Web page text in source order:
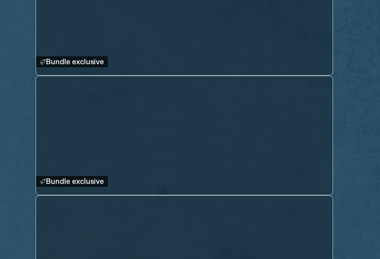
Bundle exclusive
Bundle exclusive